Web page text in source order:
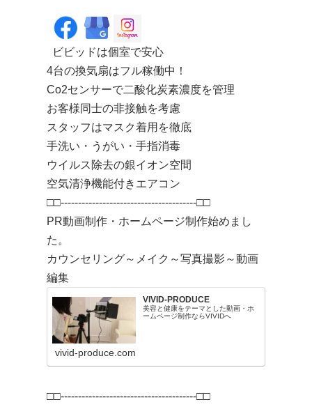
ビビッドは個室で安心
4台の換気扇はフル稼働中！
Co2センサーで二酸化炭素濃度を管理
お客様同士の非接触を考慮
スタッフはマスク着用を徹底
手洗い・うがい・手指消毒
ウイルス除去の銀イオン空間
空気清浄機能付きエアコン
□□---------------------------------------□□
PR動画制作・ホームページ制作始めまし
た。
カウンセリング～メイク～写真撮影～動画
編集
VIVID-PRODUCE
美容と健康をテーマとした動画・ホ
ームページ制作ならVIVIDへ
vivid-produce.com
□□---------------------------------------□□